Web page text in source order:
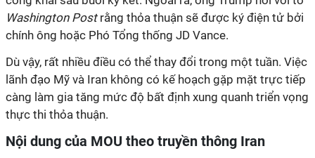
Washington Postrằng thỏa thuận sẽ được ký điện tử bởi
chính ông hoặc Phó Tổng thống JD Vance.
Dù vậy, rất nhiều điều có thể thay đổi trong một tuần. Việc
lãnh đạo Mỹ và Iran không có kế hoạch gặp mặt trực tiếp
càng làm gia tăng mức độ bất định xung quanh triển vọng
thực thi thỏa thuận.
Nội dung của MOU theo truyền thông Iran